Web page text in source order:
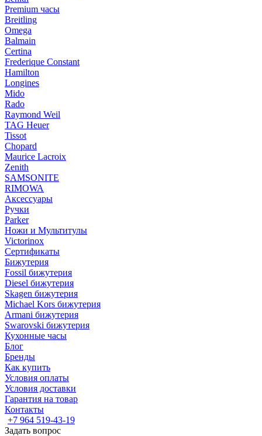
Premium часы
Breitling
Omega
Balmain
Certina
Frederique Constant
Hamilton
Longines
Mido
Rado
Raymond Weil
TAG Heuer
Tissot
Chopard
Maurice Lacroix
Zenith
SAMSONITE
RIMOWA
Аксессуары
Ручки
Parker
Ножи и Мультитулы
Victorinox
Сертификаты
Бижутерия
Fossil бижутерия
Diesel бижутерия
Skagen бижутерия
Michael Kors бижутерия
Armani бижутерия
Swarovski бижутерия
Кухонные часы
Блог
Бренды
Как купить
Условия оплаты
Условия доставки
Гарантия на товар
Контакты
+7 964 519-43-19
Задать вопрос